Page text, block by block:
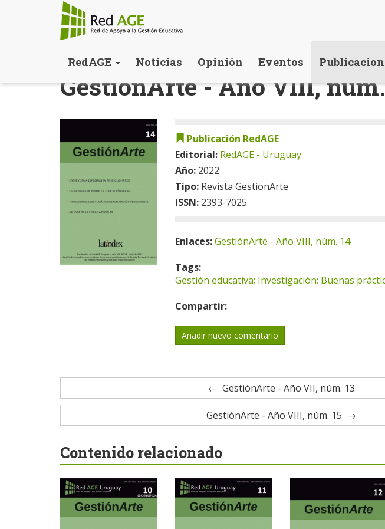
contenido
RedAGE Noticias Opinión Eventos
GestiónArte - Año VIII,
Publicación RedAGE
Editorial: RedAGE - Uruguay
Año: 2022
Tipo: Revista GestionArte
ISSN: 2393-7025
Enlaces:GestiónArte - Año VIII, núm. 14
Tags:
Gestión educativa; Investigación; Buenas
Compartir:
Añadir nuevo comentario
GestiónArte - Año VII, núm. 13
GestiónArte - Año VIII, núm. 15
Contenido relacionado